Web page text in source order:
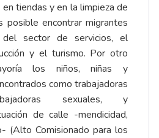
tiendas y en la limpieza de
posible encontrar migrantes
del sector de servicios, el
y el turismo. Por otro
los niños, niñas y
como trabajadoras
sexuales, y
de calle -mendicidad,
(Alto Comisionado para los